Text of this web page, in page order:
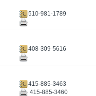
510-981-1789
408-309-5616
415-885-3463
415-885-3460